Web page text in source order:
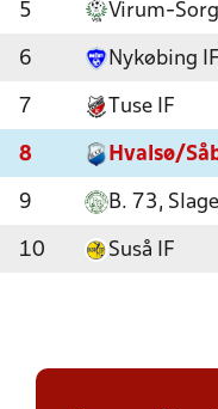
5 Virum-
6 Nykøbing IF
7 Tuse IF
8 Hvalsø/
9 B. 73,
10 Suså IF